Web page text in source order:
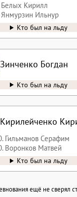
Кирилейченко
Гильманов Серафим
Воронков Матвей
Кто был на льду
Зинченко Богдан
Кто был на льду
Белых Кирилл
Янмурзин Ильнур
Кто был на льду
ещё не сверял